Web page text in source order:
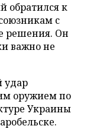
обратился к
с
решения. Он
важно не
удар
оружием по
Украины